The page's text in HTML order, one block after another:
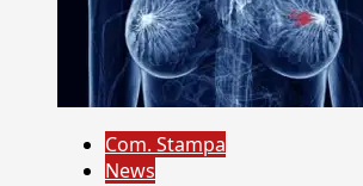
Com. Stampa
News